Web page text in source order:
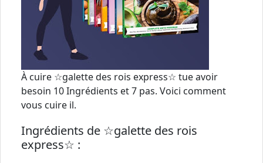
À cuire ☆galette des rois express☆ tue avoir
besoin 10 Ingrédients et 7 pas. Voici comment
vous cuire il.
Ingrédients de ☆galette des rois
express☆ :